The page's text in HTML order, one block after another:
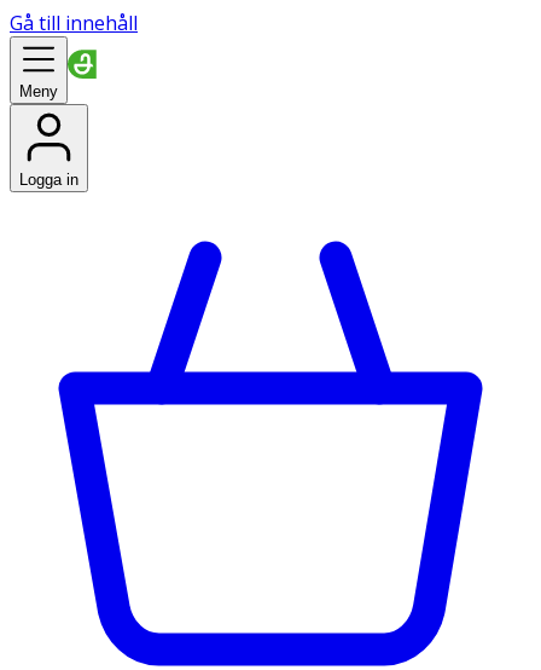
Gå till innehåll
Meny
Logga in